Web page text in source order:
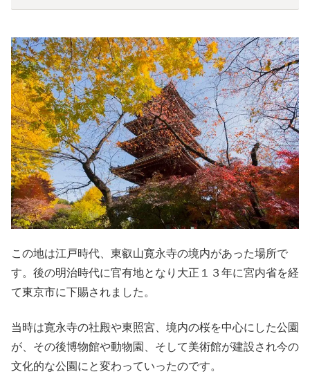
この地は江戸時代、東叡山寛永寺の境内があった場所で
す。後の明治時代に官有地となり大正１３年に宮内省を経
て東京市に下賜されました。
当時は寛永寺の社殿や東照宮、境内の桜を中心にした公園
が、その後博物館や動物園、そして美術館が建設され今の
文化的な公園にと変わっていったのです。